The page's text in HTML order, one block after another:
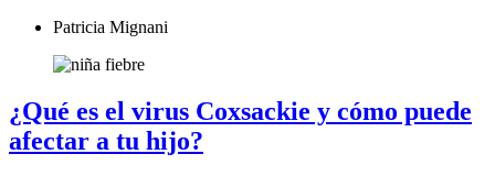
Patricia Mignani
¿Qué es el virus Coxsackie y cómo puede
afectar a tu hijo?